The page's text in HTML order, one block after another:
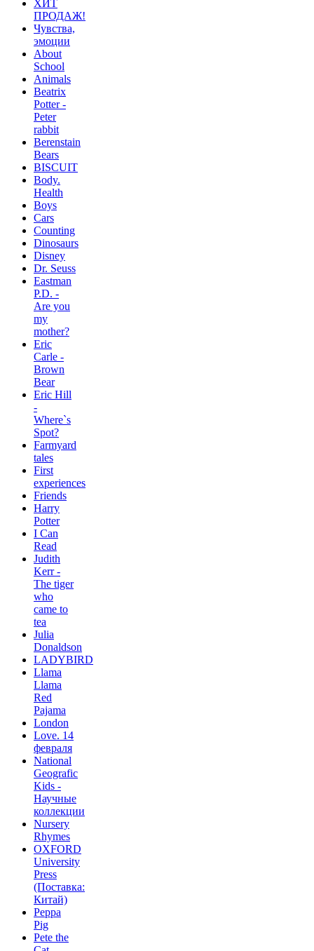
ХИТ
ПРОДАЖ!
Чувства,
эмоции
About
School
Animals
Beatrix
Potter -
Peter
rabbit
Berenstain
Bears
BISCUIT
Body.
Health
Boys
Cars
Counting
Dinosaurs
Disney
Dr. Seuss
Eastman
P.D. -
Are you
my
mother?
Eric
Carle -
Brown
Bear
Eric Hill
-
Where`s
Spot?
Farmyard
tales
First
experiences
Friends
Harry
Potter
I Can
Read
Judith
Kerr -
The tiger
who
came to
tea
Julia
Donaldson
LADYBIRD
Llama
Llama
Red
Pajama
London
Love. 14
февраля
National
Geografic
Kids -
Научные
коллекции
Nursery
Rhymes
OXFORD
University
Press
(Поставка:
Китай)
Peppa
Pig
Pete the